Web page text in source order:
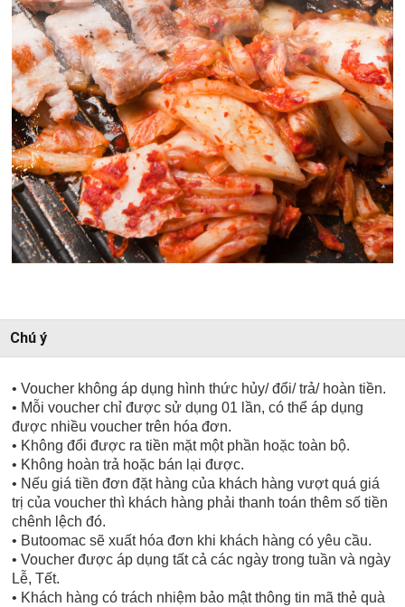
Chú ý
• Voucher không áp dụng hình thức hủy/ đổi/ trả/ hoàn tiền.
• Mỗi voucher chỉ được sử dụng 01 lần, có thể áp dụng
được nhiều voucher trên hóa đơn.
• Không đổi được ra tiền mặt một phần hoặc toàn bộ.
• Không hoàn trả hoặc bán lại được.
• Nếu giá tiền đơn đặt hàng của khách hàng vượt quá giá
trị của voucher thì khách hàng phải thanh toán thêm số tiền
chênh lệch đó.
• Butoomac sẽ xuất hóa đơn khi khách hàng có yêu cầu.
• Voucher được áp dụng tất cả các ngày trong tuần và ngày
Lễ, Tết.
• Khách hàng có trách nhiệm bảo mật thông tin mã thẻ quà